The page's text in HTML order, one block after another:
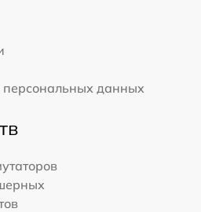
персональных данных